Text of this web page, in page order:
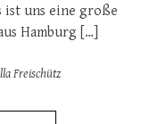
ist uns eine große
Hamburg […]
Freischütz